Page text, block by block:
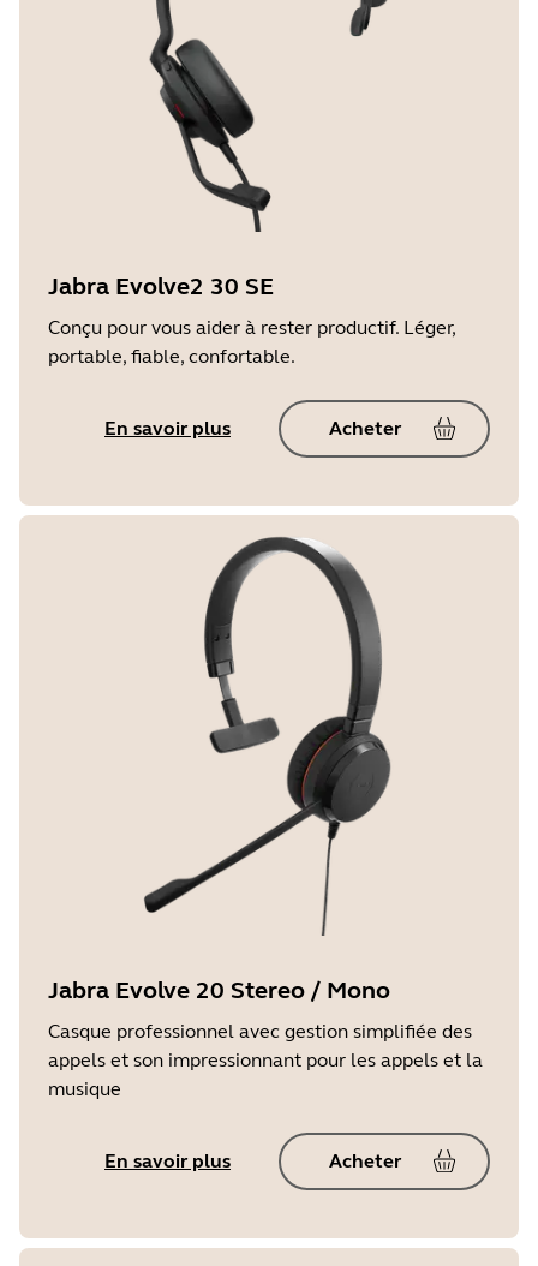
Jabra Evolve2 30 SE
Conçu pour vous aider à rester productif. Léger,
portable, fiable, confortable.
En savoir plus Acheter
Jabra Evolve 20 Stereo / Mono
Casque professionnel avec gestion simplifiée des
appels et son impressionnant pour les appels et la
musique
En savoir plus Acheter